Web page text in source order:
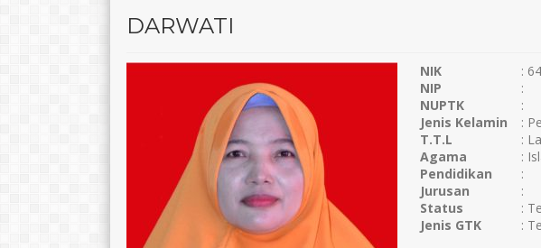
DARWATI
NIK
:
NIP
:
NUPTK
:
Jenis Kelamin
:
T.T.L
:
Agama
:
Pendidikan
:
Jurusan
:
Status
:
Jenis GTK
: